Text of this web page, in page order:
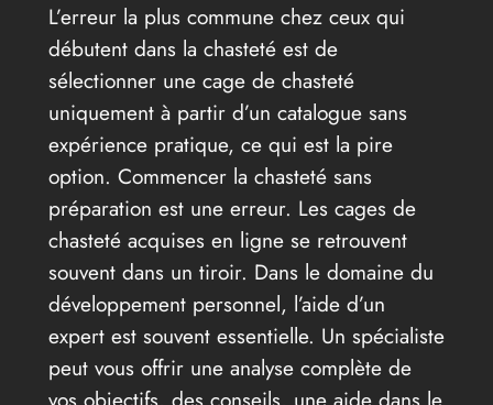
L’erreur la plus commune chez ceux qui
débutent dans la chasteté est de
sélectionner une cage de chasteté
uniquement à partir d’un catalogue sans
expérience pratique, ce qui est la pire
option. Commencer la chasteté sans
préparation est une erreur. Les cages de
chasteté acquises en ligne se retrouvent
souvent dans un tiroir. Dans le domaine du
développement personnel, l’aide d’un
expert est souvent essentielle. Un spécialiste
peut vous offrir une analyse complète de